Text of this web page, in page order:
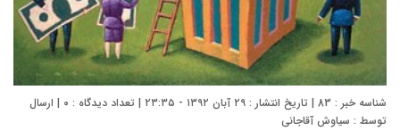
شناسه خبر : 83 | تاریخ انتشار : ۲۹ آبان ۱۳۹۲ - ۲۳:۳۵ | تعداد دیدگاه : ۰ | ارسال
توسط : سیاوش آقاجانی